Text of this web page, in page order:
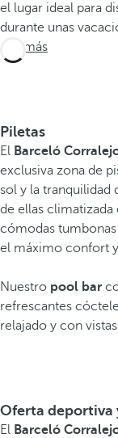
el lugar ideal para
durante unas
Ver más
Piletas
El Barceló
exclusiva zona de
sol y la tranquilidad
de ellas climatizada
cómodas tumbonas
el máximo confort
Nuestro pool bar
refrescantes
relajado y con
Oferta deportiva
El Barceló